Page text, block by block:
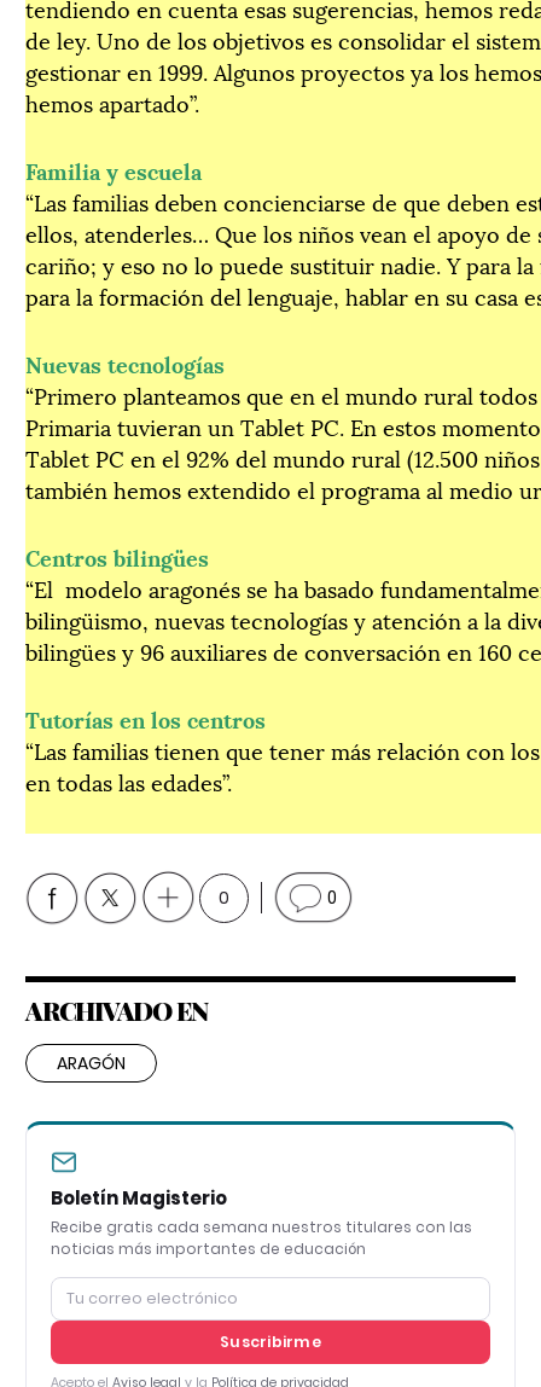
tendiendo en cuenta esas sugerencias, hemos
de ley. Uno de los objetivos es consolidar el
gestionar en 1999. Algunos proyectos ya los
hemos apartado”.
Familia y escuela
“Las familias deben concienciarse de que deben
ellos, atenderles… Que los niños vean el apoyo
cariño; y eso no lo puede sustituir nadie. Y para
para la formación del lenguaje, hablar en su casa
Nuevas tecnologías
“Primero planteamos que en el mundo rural
Primaria tuvieran un Tablet PC. En estos
Tablet PC en el 92% del mundo rural (12.500
también hemos extendido el programa al medio
Centros bilingües
“El modelo aragonés se ha basado
bilingüismo, nuevas tecnologías y atención a la
bilingües y 96 auxiliares de conversación en 160
Tutorías en los centros
“Las familias tienen que tener más relación con
en todas las edades”.
0 0
ARCHIVADO EN
ARAGÓN
Boletín Magisterio
Recibe gratis cada semana nuestros titulares con las
noticias más importantes de educación
Suscribirme
Acepto el Aviso legal y la Política de privacidad